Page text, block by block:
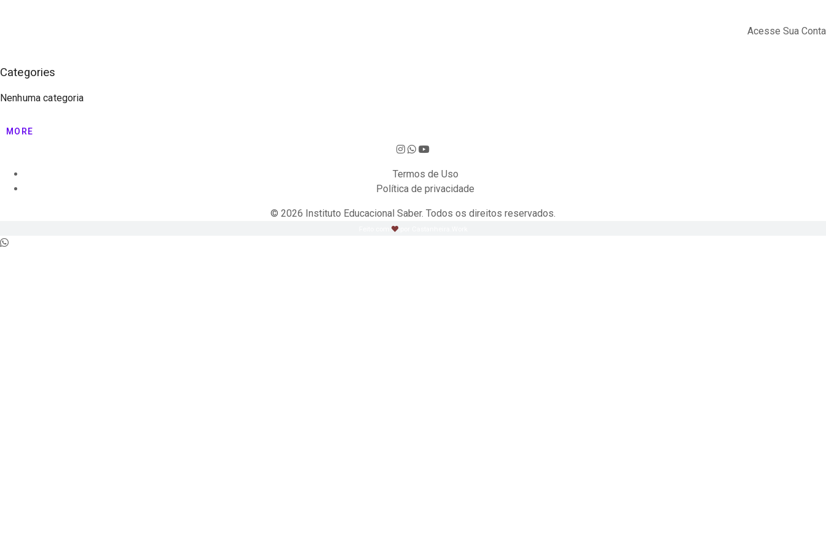
Acesse Sua Conta
Categories
Nenhuma categoria
MORE
Termos de Uso
Política de privacidade
© 2026 Instituto Educacional Saber. Todos os direitos reservados.
por Castanheira.Work